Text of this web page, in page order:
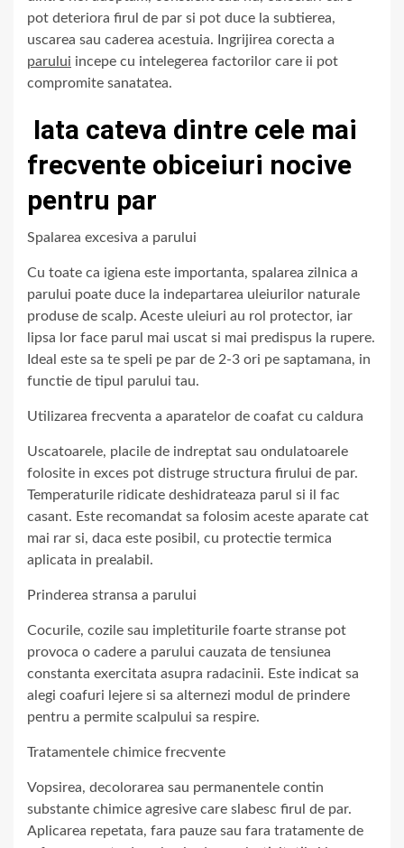
pot deteriora firul de par si pot duce la subtierea,
uscarea sau caderea acestuia. Ingrijirea corecta a
parului incepe cu intelegerea factorilor care ii pot
compromite sanatatea.
Iata cateva dintre cele mai
frecvente obiceiuri nocive
pentru par
Spalarea excesiva a parului
Cu toate ca igiena este importanta, spalarea zilnica a
parului poate duce la indepartarea uleiurilor naturale
produse de scalp. Aceste uleiuri au rol protector, iar
lipsa lor face parul mai uscat si mai predispus la rupere.
Ideal este sa te speli pe par de 2-3 ori pe saptamana, in
functie de tipul parului tau.
Utilizarea frecventa a aparatelor de coafat cu caldura
Uscatoarele, placile de indreptat sau ondulatoarele
folosite in exces pot distruge structura firului de par.
Temperaturile ridicate deshidrateaza parul si il fac
casant. Este recomandat sa folosim aceste aparate cat
mai rar si, daca este posibil, cu protectie termica
aplicata in prealabil.
Prinderea stransa a parului
Cocurile, cozile sau impletiturile foarte stranse pot
provoca o cadere a parului cauzata de tensiunea
constanta exercitata asupra radacinii. Este indicat sa
alegi coafuri lejere si sa alternezi modul de prindere
pentru a permite scalpului sa respire.
Tratamentele chimice frecvente
Vopsirea, decolorarea sau permanentele contin
substante chimice agresive care slabesc firul de par.
Aplicarea repetata, fara pauze sau fara tratamente de